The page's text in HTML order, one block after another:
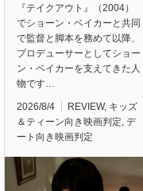
『テイクアウト』（2004）
でショーン・ベイカーと共同
で監督と脚本を務めて以降、
プロデューサーとしてショー
ン・ベイカーを支えてきた人
物です…
2026/8/4 REVIEW, キッズ
＆ティーン向き映画判定, デ
ート向き映画判定